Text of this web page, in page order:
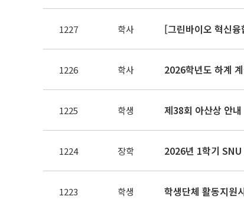
1227 학사 [그린바이오 혁신
1226 학사 2026학년도 하계
1225 학생 제38회 아산상 안내
1224 장학 2026년 1학기
1223 학생 학생단체 활동지원